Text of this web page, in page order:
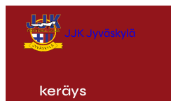
sisältöön
JJK Jyväskylä
keräys